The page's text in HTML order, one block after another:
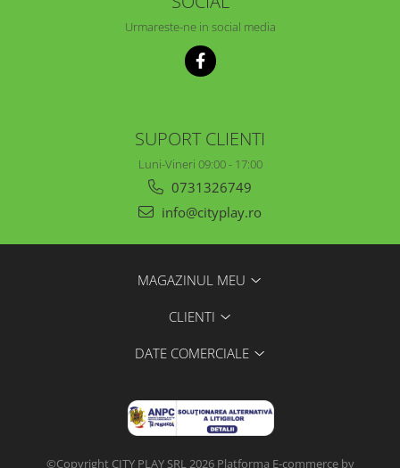
Urmareste-ne in social media
SUPORT CLIENTI
Luni-Vineri 09:00 - 17:00
0731326749
info@cityplay.ro
MAGAZINUL MEU
CLIENTI
DATE COMERCIALE
©Copyright CITY PLAY SRL 2026 Platforma E-commerce by